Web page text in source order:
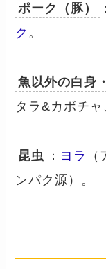
ポーク（豚） ：
ク 。
魚以外の白身
タラ&カボチャ
昆虫 ： ヨラ
ンパク源）。